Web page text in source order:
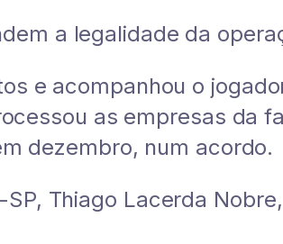
a legalidade da
e acompanhou o
as empresas da
dezembro, num acordo.
Thiago Lacerda